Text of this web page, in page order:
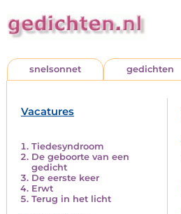
snelsonnet gedichten
Vacatures
Tiedesyndroom
De geboorte van een
gedicht
De eerste keer
Erwt
Terug in het licht